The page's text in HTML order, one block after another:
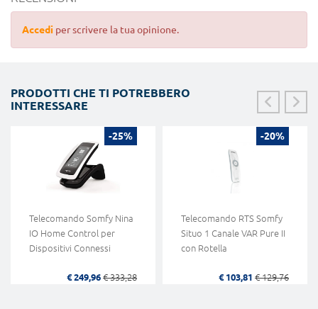
Accedi per scrivere la tua opinione.
PRODOTTI CHE TI POTREBBERO
INTERESSARE
-25%
Telecomando Somfy Nina
IO Home Control per
Dispositivi Connessi
€ 249,96 € 333,28
-20%
Telecomando RTS Somfy
Situo 1 Canale VAR Pure II
con Rotella
€ 103,81 € 129,76